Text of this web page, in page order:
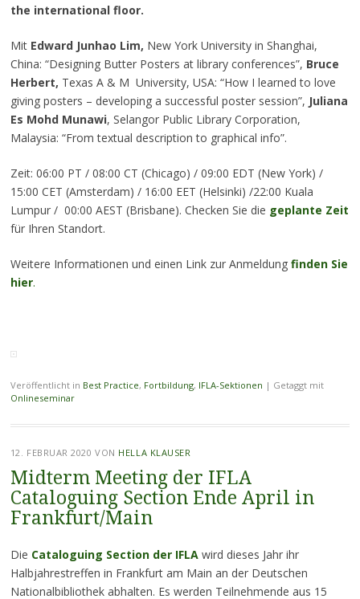
the international floor.
Mit Edward Junhao Lim, New York University in Shanghai,
China: “Designing Butter Posters at library conferences”, Bruce
Herbert, Texas A & M University, USA: “How I learned to love
giving posters – developing a successful poster session”, Juliana
Es Mohd Munawi, Selangor Public Library Corporation,
Malaysia: “From textual description to graphical info”.
Zeit: 06:00 PT / 08:00 CT (Chicago) / 09:00 EDT (New York) /
15:00 CET (Amsterdam) / 16:00 EET (Helsinki) /22:00 Kuala
Lumpur / 00:00 AEST (Brisbane). Checken Sie die geplante Zeit
für Ihren Standort.
Weitere Informationen und einen Link zur Anmeldung finden Sie
hier.
Veröffentlicht in Best Practice, Fortbildung, IFLA-Sektionen | Getaggt mit
Onlineseminar
12. FEBRUAR 2020 VON HELLA KLAUSER
Midterm Meeting der IFLA
Cataloguing Section Ende April in
Frankfurt/Main
Die Cataloguing Section der IFLAwird dieses Jahr ihr
Halbjahrestreffen in Frankfurt am Main an der Deutschen
Nationalbibliothek abhalten. Es werden Teilnehmende aus 15